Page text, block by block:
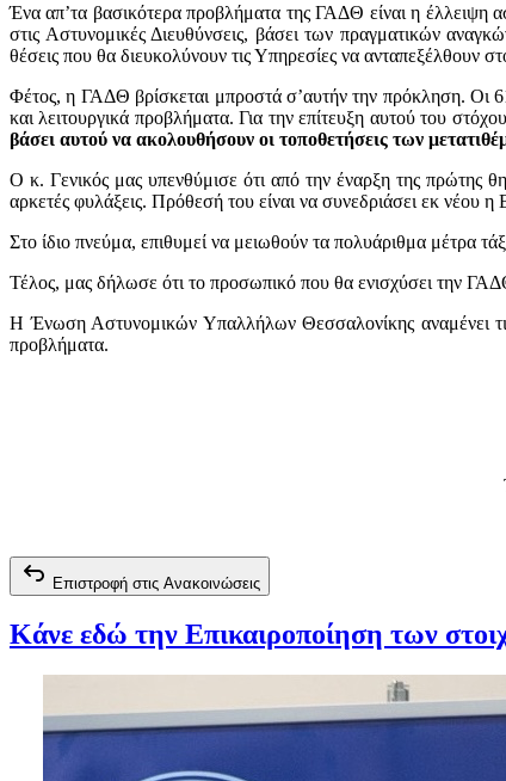
Ένα απ’τα βασικότερα προβλήματα της ΓΑΔΘ είναι η έλλειψη
στις Αστυνομικές Διευθύνσεις, βάσει των πραγματικών
θέσεις που θα διευκολύνουν τις Υπηρεσίες να ανταπεξέλθουν
Φέτος, η ΓΑΔΘ βρίσκεται μπροστά σ’αυτήν την πρόκληση. Οι
και λειτουργικά προβλήματα. Για την επίτευξη αυτού του
βάσει αυτού να ακολουθήσουν οι τοποθετήσεις των
Ο κ. Γενικός μας υπενθύμισε ότι από την έναρξη της πρώτης
αρκετές φυλάξεις. Πρόθεσή του είναι να συνεδριάσει εκ νέου
Στο ίδιο πνεύμα, επιθυμεί να μειωθούν τα πολυάριθμα μέτρα
Τέλος, μας δήλωσε ότι το προσωπικό που θα ενισχύσει την
Η Ένωση Αστυνομικών Υπαλλήλων Θεσσαλονίκης αναμένει
προβλήματα.
Επιστροφή στις Ανακοινώσεις
Κάνε εδώ την Επικαιροποίηση των